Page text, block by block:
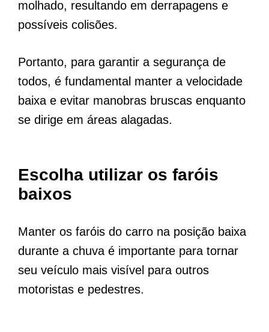
molhado, resultando em derrapagens e
possíveis colisões.
Portanto, para garantir a segurança de
todos, é fundamental manter a velocidade
baixa e evitar manobras bruscas enquanto
se dirige em áreas alagadas.
Escolha utilizar os faróis
baixos
Manter os faróis do carro na posição baixa
durante a chuva é importante para tornar
seu veículo mais visível para outros
motoristas e pedestres.